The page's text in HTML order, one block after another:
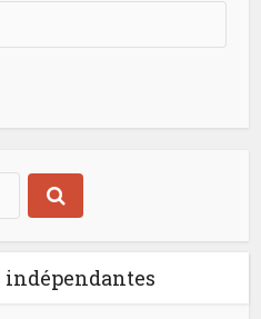
indépendantes